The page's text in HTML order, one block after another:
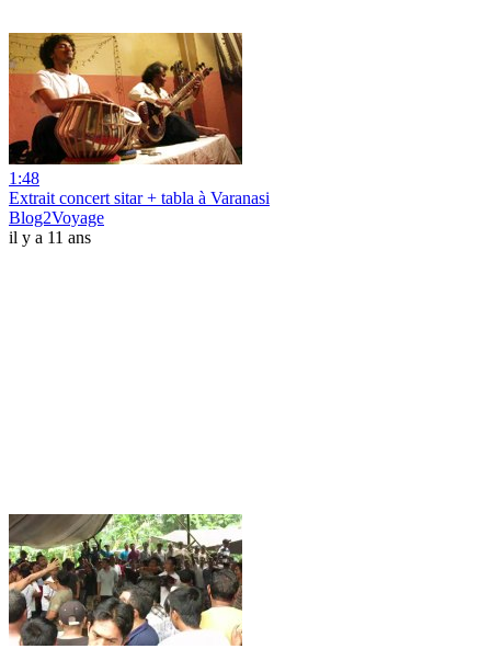
1:48
Extrait concert sitar + tabla à Varanasi
Blog2Voyage
il y a 11 ans